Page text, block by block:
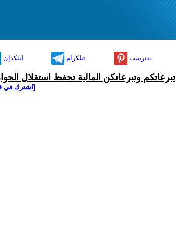
لينكدإن تيلكرام بنترست
تبرعاتكم وتبرعاتكن المالية تحفظ استقلال
[اشترك في